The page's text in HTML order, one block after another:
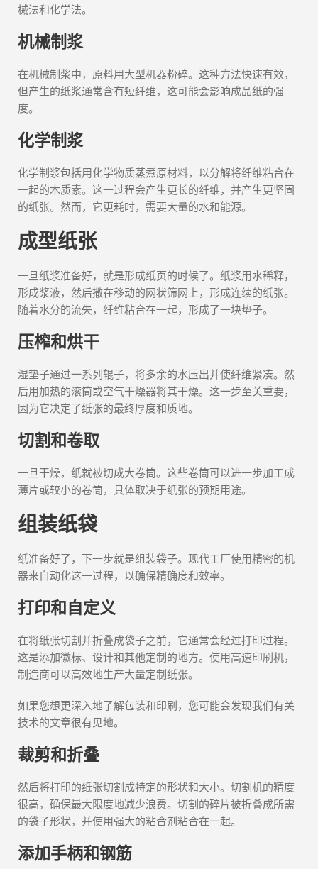
械法和化学法。
机械制浆
在机械制浆中，原料用大型机器粉碎。这种方法快速有效，
但产生的纸浆通常含有短纤维，这可能会影响成品纸的强
度。
化学制浆
化学制浆包括用化学物质蒸煮原材料，以分解将纤维粘合在
一起的木质素。这一过程会产生更长的纤维，并产生更坚固
的纸张。然而，它更耗时，需要大量的水和能源。
成型纸张
一旦纸浆准备好，就是形成纸页的时候了。纸浆用水稀释，
形成浆液，然后撒在移动的网状筛网上，形成连续的纸张。
随着水分的流失，纤维粘合在一起，形成了一块垫子。
压榨和烘干
湿垫子通过一系列辊子，将多余的水压出并使纤维紧凑。然
后用加热的滚筒或空气干燥器将其干燥。这一步至关重要，
因为它决定了纸张的最终厚度和质地。
切割和卷取
一旦干燥，纸就被切成大卷筒。这些卷筒可以进一步加工成
薄片或较小的卷筒，具体取决于纸张的预期用途。
组装纸袋
纸准备好了，下一步就是组装袋子。现代工厂使用精密的机
器来自动化这一过程，以确保精确度和效率。
打印和自定义
在将纸张切割并折叠成袋子之前，它通常会经过打印过程。
这是添加徽标、设计和其他定制的地方。使用高速印刷机，
制造商可以高效地生产大量定制纸张。
如果您想更深入地了解包装和印刷，您可能会发现我们有关
技术的文章很有见地。
裁剪和折叠
然后将打印的纸张切割成特定的形状和大小。切割机的精度
很高，确保最大限度地减少浪费。切割的碎片被折叠成所需
的袋子形状，并使用强大的粘合剂粘合在一起。
添加手柄和钢筋